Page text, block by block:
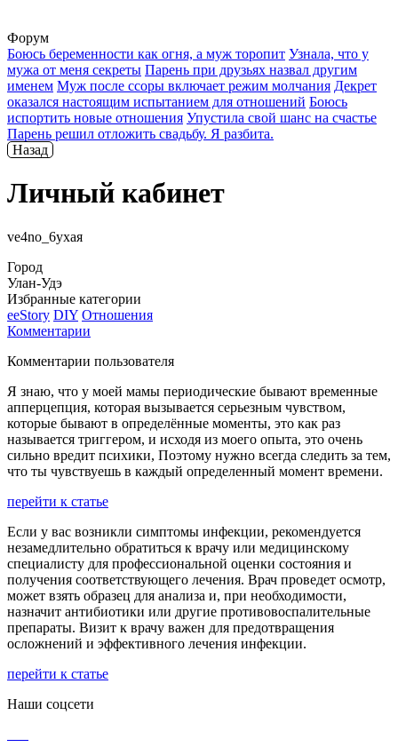
Форум
Боюсь беременности как огня, а муж торопит Узнала, что у
мужа от меня секреты Парень при друзьях назвал другим
именем Муж после ссоры включает режим молчания Декрет
оказался настоящим испытанием для отношений Боюсь
испортить новые отношения Упустила свой шанс на счастье
Парень решил отложить свадьбу. Я разбита.
Назад
Личный кабинет
ve4no_6yxая
Город
Улан-Удэ
Избранные категории
ееStory DIY Отношения
Комментарии
Комментарии пользователя
Я знаю, что у моей мамы периодические бывают временные
апперцепция, которая вызывается серьезным чувством,
которые бывают в определённые моменты, это как раз
называется триггером, и исходя из моего опыта, это очень
сильно вредит психики, Поэтому нужно всегда следить за тем,
что ты чувствуешь в каждый определенный момент времени.
перейти к статье
Если у вас возникли симптомы инфекции, рекомендуется
незамедлительно обратиться к врачу или медицинскому
специалисту для профессиональной оценки состояния и
получения соответствующего лечения. Врач проведет осмотр,
может взять образец для анализа и, при необходимости,
назначит антибиотики или другие противовоспалительные
препараты. Визит к врачу важен для предотвращения
осложнений и эффективного лечения инфекции.
перейти к статье
Наши соцсети